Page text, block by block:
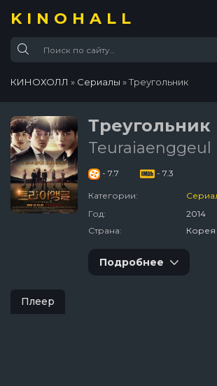
KINOHALL
КИНОХОЛЛ » Сериалы » Треугольник
Треугольник
Teuraiaenggeul
- 7.7 - 7.3
Категории:
Год:
2014
Страна:
Подробнее
Плеер